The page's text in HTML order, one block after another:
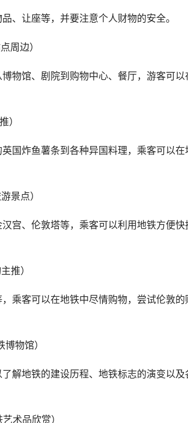
、让座等，并要注意个人财物的安全。
周边）
物馆、剧院到购物中心、餐厅，游客可以
）
国炸鱼薯条到各种异国料理，乘客可以在
景点）
宫、伦敦塔等，乘客可以利用地铁方便快
推）
乘客可以在地铁中尽情购物，尝试伦敦的
物馆）
解地铁的建设历程、地铁标志的演变以及
术品欣赏）